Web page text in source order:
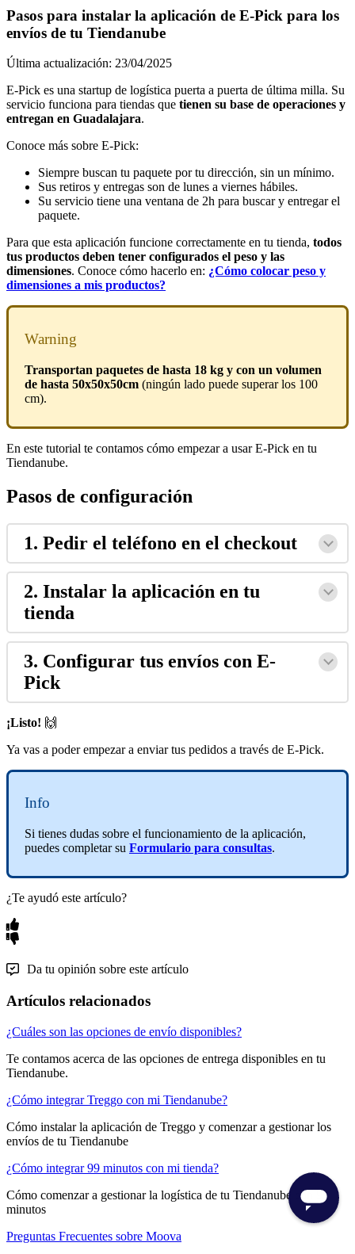
Pasos para instalar la aplicación de E-Pick para los
envíos de tu Tiendanube
Última actualización: 23/04/2025
E-Pick es una startup de logística puerta a puerta de última milla. Su
servicio funciona para tiendas que tienen su base de operaciones y
entregan en Guadalajara.
Conoce más sobre E-Pick:
Siempre buscan tu paquete por tu dirección, sin un mínimo.
Sus retiros y entregas son de lunes a viernes hábiles.
Su servicio tiene una ventana de 2h para buscar y entregar el
paquete.
Para que esta aplicación funcione correctamente en tu tienda, todos
tus productos deben tener configurados el peso y las
dimensiones. Conoce cómo hacerlo en: ¿Cómo colocar peso y
dimensiones a mis productos?
Warning
Transportan paquetes de hasta 18 kg y con un volumen
de hasta 50x50x50cm (ningún lado puede superar los 100
cm).
En este tutorial te contamos cómo empezar a usar E-Pick en tu
Tiendanube.
Pasos de configuración
1. Pedir el teléfono en el checkout
2. Instalar la aplicación en tu
tienda
3. Configurar tus envíos con E-
Pick
¡Listo! 🙌
Ya vas a poder empezar a enviar tus pedidos a través de E-Pick.
Info
Si tienes dudas sobre el funcionamiento de la aplicación,
puedes completar su Formulario para consultas.
¿Te ayudó este artículo?
Da tu opinión sobre este artículo
Artículos relacionados
¿Cuáles son las opciones de envío disponibles?
Te contamos acerca de las opciones de entrega disponibles en tu
Tiendanube.
¿Cómo integrar Treggo con mi Tiendanube?
Cómo instalar la aplicación de Treggo y comenzar a gestionar los
envíos de tu Tiendanube
¿Cómo integrar 99 minutos con mi tienda?
Cómo comenzar a gestionar la logística de tu Tiendanube con 99
minutos
Preguntas Frecuentes sobre Moova